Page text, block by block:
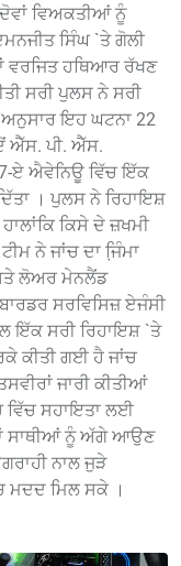
ਦੋਵਾਂ ਵਿਅਕਤੀਆਂ ਨੂੰ
ਸਿੰਘ `ਤੇ ਗੋਲੀ
ਵਰਜਿਤ ਹਥਿਆਰ ਰੱਖਣ
ਸਰੀ ਪੁਲਸ ਨੇ ਸਰੀ
ਅਨੁਸਾਰ ਇਹ ਘਟਨਾ 22
ਐੱਸ. ਪੀ. ਐੱਸ.
ਏ ਐਵੇਨਿਊ ਵਿੱਚ ਇੱਕ
। ਪੁਲਸ ਨੇ ਰਿਹਾਇਸ਼
ਕਿਸੇ ਦੇ ਜ਼ਖਮੀ
ਨੇ ਜਾਂਚ ਦਾ ਜਿ਼ੰਮਾ
ਲੋਅਰ ਮੇਨਲੈਂਡ
ਸਰਵਿਸਿਜ਼ ਏਜੰਸੀ
ਇੱਕ ਸਰੀ ਰਿਹਾਇਸ਼ `ਤੇ
ਕੀਤੀ ਗਈ ਹੈ ਜਾਂਚ
ਜਾਰੀ ਕੀਤੀਆਂ
ਵਿੱਚ ਸਹਾਇਤਾ ਲਈ
ਸਾਥੀਆਂ ਨੂੰ ਅੱਗੇ ਆਉਣ
ਨਾਲ ਜੁੜੇ
ਮਦਦ ਮਿਲ ਸਕੇ ।